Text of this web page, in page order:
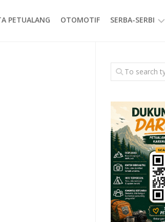
PETUALANG OTOMOTIF SERBA-SERBI
GAYA
HIDUP